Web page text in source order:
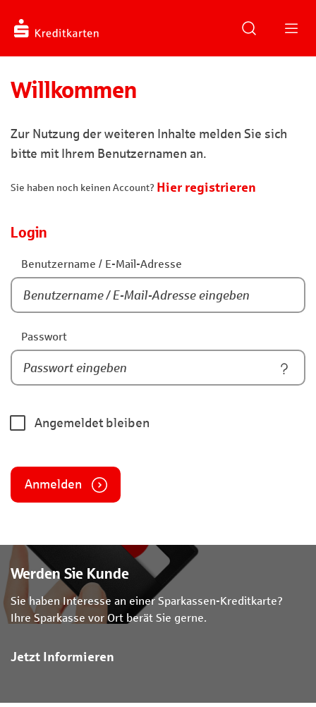
Willkommen
Zur Nutzung der weiteren Inhalte melden Sie sich
bitte mit Ihrem Benutzernamen an.
Sie haben noch keinen Account? Hier registrieren
Login
Benutzername / E-Mail-Adresse
Passwort
Angemeldet bleiben
Anmelden
Werden Sie Kunde
Sie haben Interesse an einer Sparkassen-Kreditkarte?
Ihre Sparkasse vor Ort berät Sie gerne.
Jetzt Informieren